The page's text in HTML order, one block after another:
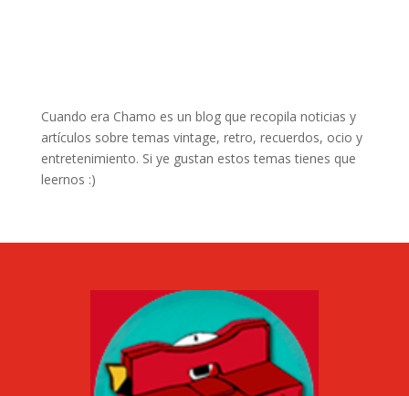
Cuando era Chamo es un blog que recopila noticias y
artículos sobre temas vintage, retro, recuerdos, ocio y
entretenimiento. Si ye gustan estos temas tienes que
leernos :)